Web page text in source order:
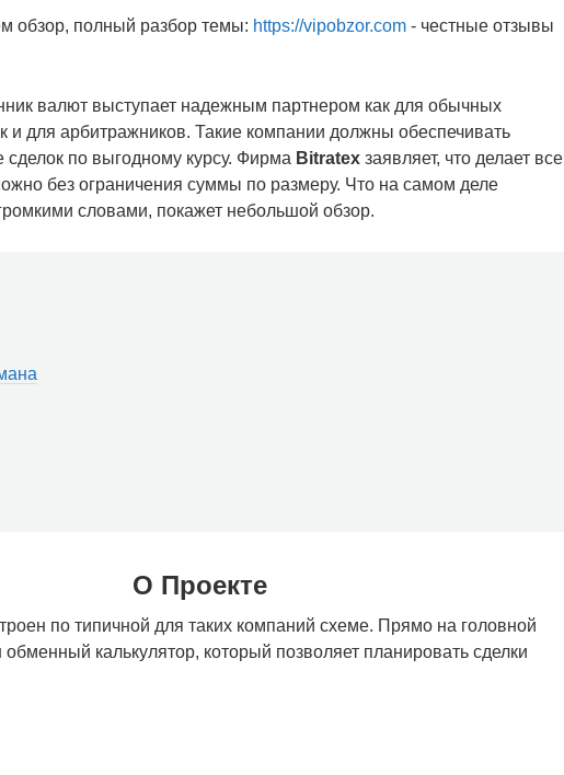
обзор, полный разбор темы: https://vipobzor.com - честные отзывы
валют выступает надежным партнером как для обычных
и для арбитражников. Такие компании должны обеспечивать
по выгодному курсу. Фирма Bitratex заявляет, что делает все
без ограничения суммы по размеру. Что на самом деле
словами, покажет небольшой обзор.
О Проекте
по типичной для таких компаний схеме. Прямо на головной
калькулятор, который позволяет планировать сделки